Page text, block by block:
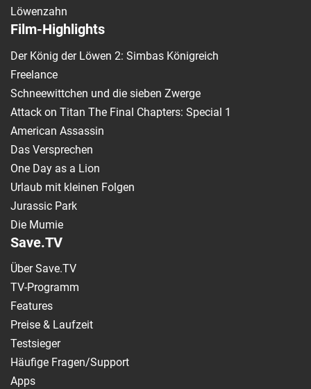
Löwenzahn
Film-Highlights
Der König der Löwen 2: Simbas Königreich
Freelance
Schneewittchen und die sieben Zwerge
Attack on Titan The Final Chapters: Special 1
American Assassin
Das Versprechen
One Day as a Lion
Urlaub mit kleinen Folgen
Jurassic Park
Die Mumie
Save.TV
Über Save.TV
TV-Programm
Features
Preise & Laufzeit
Testsieger
Häufige Fragen/Support
Apps